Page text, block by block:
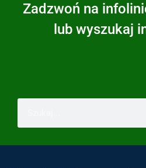
Zadzwoń na
lub wyszukaj